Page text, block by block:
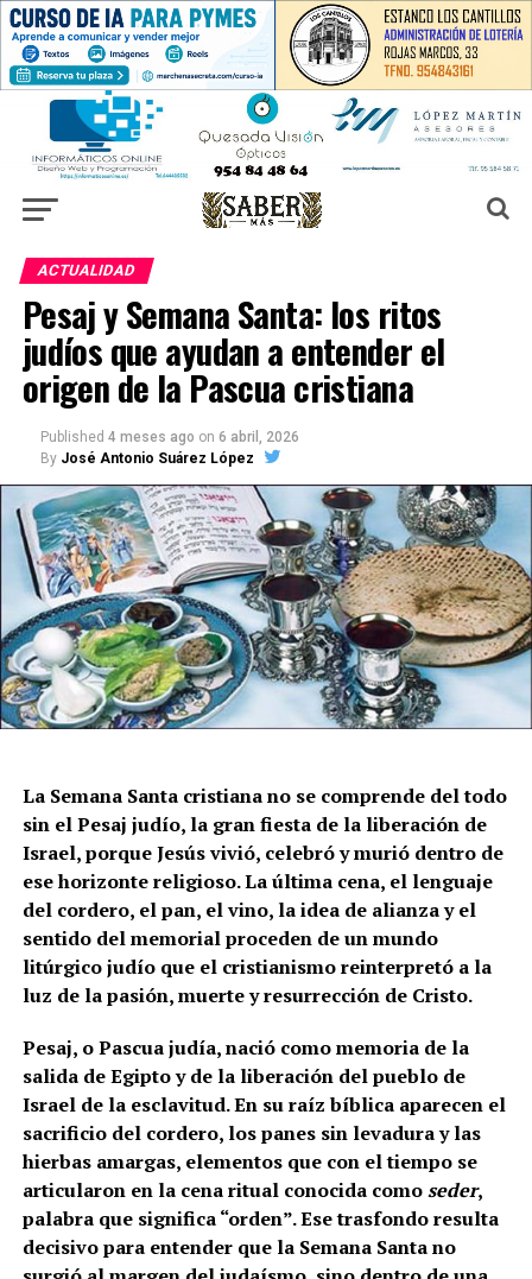
ACTUALIDAD
Pesaj y Semana Santa: los ritos
judíos que ayudan a entender el
origen de la Pascua cristiana
Published 4 meses ago on 6 abril, 2026
By José Antonio Suárez López
La Semana Santa cristiana no se comprende del todo
sin el Pesaj judío, la gran fiesta de la liberación de
Israel, porque Jesús vivió, celebró y murió dentro de
ese horizonte religioso. La última cena, el lenguaje
del cordero, el pan, el vino, la idea de alianza y el
sentido del memorial proceden de un mundo
litúrgico judío que el cristianismo reinterpretó a la
luz de la pasión, muerte y resurrección de Cristo.
Pesaj, o Pascua judía, nació como memoria de la
salida de Egipto y de la liberación del pueblo de
Israel de la esclavitud. En su raíz bíblica aparecen el
sacrificio del cordero, los panes sin levadura y las
hierbas amargas, elementos que con el tiempo se
articularon en la cena ritual conocida comoseder,
palabra que significa “orden”. Ese trasfondo resulta
decisivo para entender que la Semana Santa no